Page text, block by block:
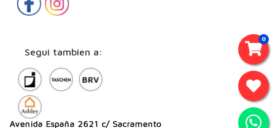
Segui tambien a:
0